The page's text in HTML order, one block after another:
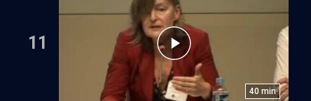
11
40 min